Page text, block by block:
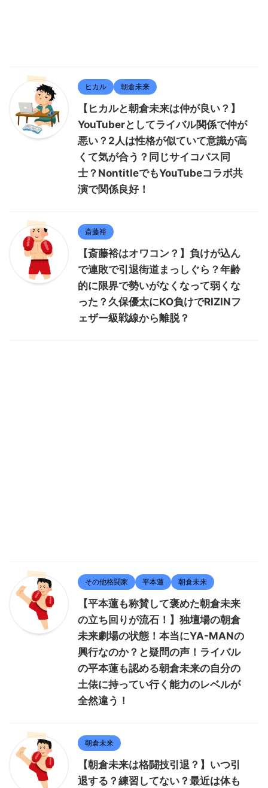
ヒカル 朝倉未来
【ヒカルと朝倉未来は仲が良い？】
YouTuberとしてライバル関係で仲が
悪い？2人は性格が似ていて意識が高
くて気が合う？同じサイコパス同
士？NontitleでもYouTubeコラボ共
演で関係良好！
斎藤裕
【斎藤裕はオワコン？】負けが込ん
で連敗で引退街道まっしぐら？年齢
的に限界で勢いがなくなって弱くな
った？久保優太にKO負けでRIZINフ
ェザー級戦線から離脱？
その他格闘家 平本蓮 朝倉未来
【平本蓮も称賛して褒めた朝倉未来
の立ち回りが流石！】独壇場の朝倉
未来劇場の状態！本当にYA-MANの
興行なのか？と疑問の声！ライバル
の平本蓮も認める朝倉未来の自分の
土俵に持ってい行く能力のレベルが
全然違う！
朝倉未来
【朝倉未来は格闘技引退？】いつ引
退する？練習してない？最近は体も